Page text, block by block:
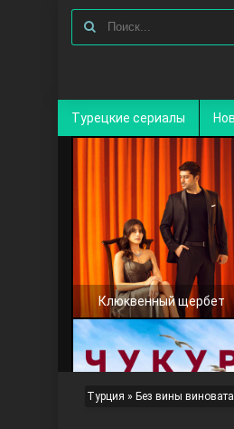
Турецкие сериалы
Клюквенный щербет
Турция » Без вины